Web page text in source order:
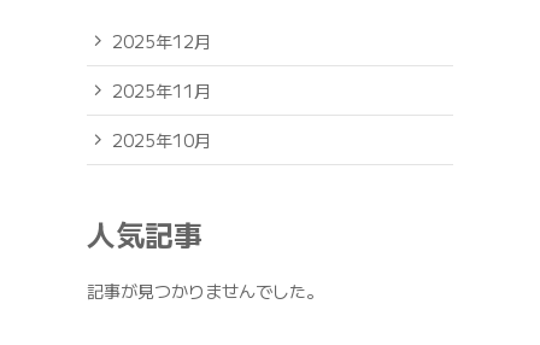
2025年12月
2025年11月
2025年10月
人気記事
記事が見つかりませんでした。